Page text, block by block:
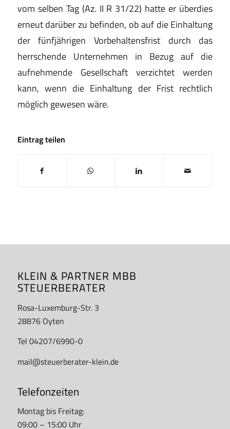
vom selben Tag (Az. II R 31/22) hatte er überdies
erneut darüber zu befinden, ob auf die Einhaltung
der fünfjährigen Vorbehaltensfrist durch das
herrschende Unternehmen in Bezug auf die
aufnehmende Gesellschaft verzichtet werden
kann, wenn die Einhaltung der Frist rechtlich
möglich gewesen wäre.
Eintrag teilen
KLEIN & PARTNER MBB
STEUERBERATER
Rosa-Luxemburg-Str. 3
28876 Oyten
Tel 04207/6990-0
mail@steuerberater-klein.de
Telefonzeiten
Montag bis Freitag:
09:00 – 15:00 Uhr